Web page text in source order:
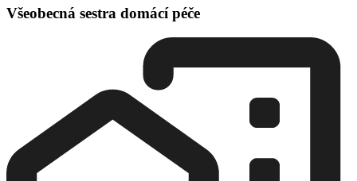
Všeobecná sestra domácí péče